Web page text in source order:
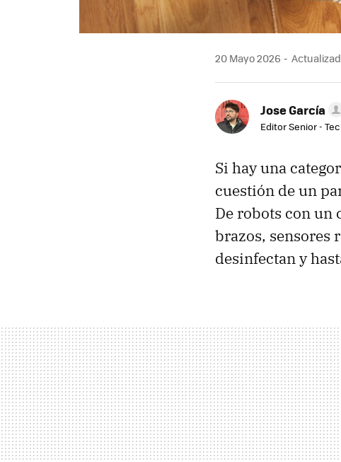
20 Mayo 2026
Jose García
Editor Senior -
Si hay una
cuestión de un
De robots con un
brazos, sensores
desinfectan y